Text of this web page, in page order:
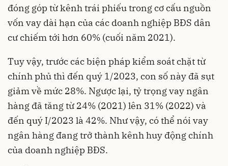
đóng góp từ kênh trái phiếu trong cơ cấu nguồn
vốn vay dài hạn của các doanh nghiệp BĐS dân
cư chiếm tới hơn 60% (cuối năm 2021).
Tuy vậy, trước các biện pháp kiểm soát chặt từ
chính phủ thì đến quý 1/2023, con số này đã sụt
giảm về mức 28%. Ngược lại, tỷ trọng vay ngân
hàng đã tăng từ 24% (2021) lên 31% (2022) và
đến quý I/2023 là 42%. Như vậy, có thể nói vay
ngân hàng đang trở thành kênh huy động chính
của doanh nghiệp BĐS.